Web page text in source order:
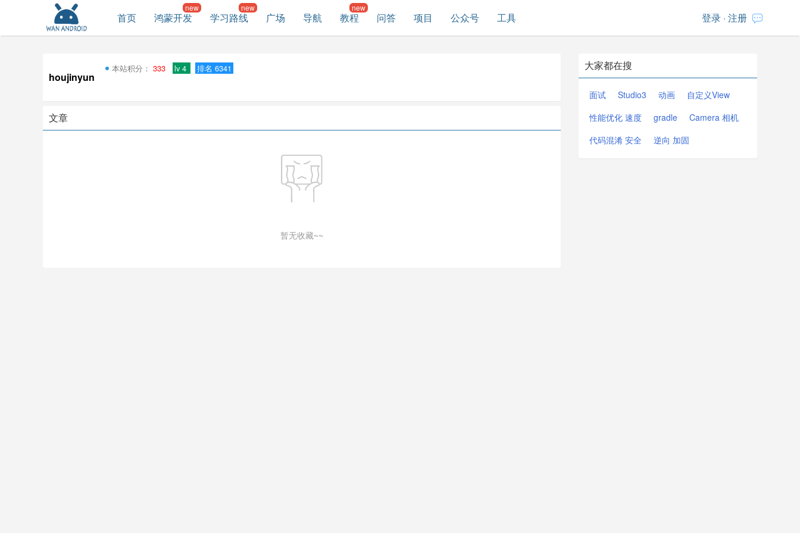
首页 鸿蒙开发 学习路线 广场 导航 教程 问答 项目 公众号 工具 登录 · 注册
houjinyun
本站积分： 333 lv 4 排名 6341
文章
暂无收藏~~
大家都在搜
面试 Studio3 动画
自定义View
性能优化 速度
gradle
Camera 相机
代码混淆 安全
逆向 加固